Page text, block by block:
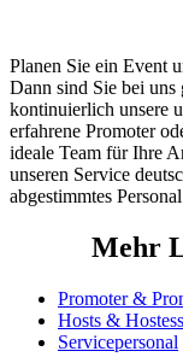
Planen Sie ein Event
Dann sind Sie bei
kontinuierlich unsere
erfahrene Promoter
ideale Team für Ihre
unseren Service
abgestimmtes
Mehr
Promoter &
Hosts &
Servicepersonal